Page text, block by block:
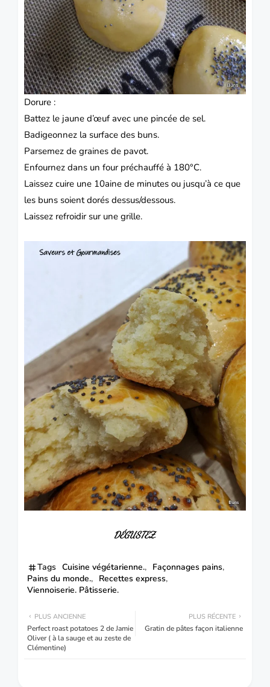
Dorure :
Battez le jaune d’œuf avec une pincée de sel.
Badigeonnez la surface des buns.
Parsemez de graines de pavot.
Enfournez dans un four préchauffé à 180°C.
Laissez cuire une 10aine de minutes ou jusqu’à ce que
les buns soient dorés dessus/dessous.
Laissez refroidir sur une grille.
DÉGUSTEZ.
Tags Cuisine végétarienne.
Façonnages pains
Pains du monde.
Recettes express
Viennoiserie. Pâtisserie.
PLUS RÉCENTE
Gratin de pâtes façon italienne
PLUS ANCIENNE
Perfect roast potatoes 2 de Jamie
Oliver ( à la sauge et au zeste de
Clémentine)